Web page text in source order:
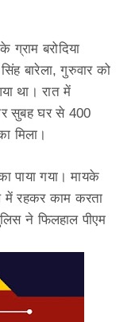
ग्राम बरोदिया
बारेला, गुरुवार को
था। रात में
सुबह घर से 400
मिला।
गया। मायके
में रहकर काम करता
ने फिलहाल पीएम